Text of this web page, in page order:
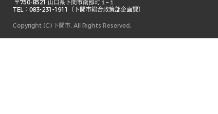
TEL：083-231-1911（下関市総合政策部企画課）
Copyright (C) 下関市. All Rights Reserved.